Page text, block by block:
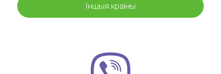
Іншыя краіны